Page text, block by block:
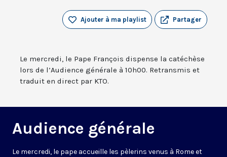
Partager
Ajouter à ma playlist
Le mercredi, le Pape François dispense la catéchèse
lors de l’Audience générale à 10h00. Retransmis et
traduit en direct par KTO.
Audience générale
Le mercredi, le pape accueille les pèlerins venus à Rome et